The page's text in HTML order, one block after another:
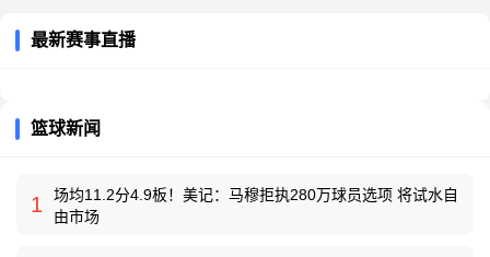
最新赛事直播
篮球新闻
1
场均11.2分4.9板！美记：马穆拒执280万球员选项 将试水自
由市场